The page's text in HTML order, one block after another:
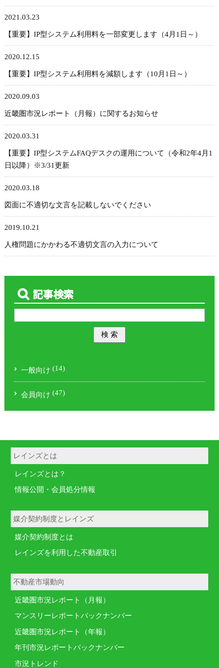
記事検索
一般向け (14)
会員向け (47)
2021.03.23
【重要】IP型システム利用料を一部変更します（4月1日～）
2020.12.15
【重要】IP型システム利用料を減額します（10月1日～）
2020.09.03
近畿圏市況レポート（月報）に関するお知らせ
2020.03.31
【重要】IP型システムFAQデスクの運用について（令和2年4月1
日以降）※3/31更新
2020.03.18
図面に不適切な文言を記載しないでください
2019.10.21
人権問題にかかわる不適切文言の入力について
レインズとは
レインズとは？
情報公開・会員処分情報
媒介契約制度とレインズ
媒介契約制度とは
レインズを利用した不動産取引
不動産市場動向
近畿圏市況レポート（月報）
マンスリーレポートバックナンバー
近畿圏市況レポート（年報）
年刊市況レポートバックナンバー
市況トレンド